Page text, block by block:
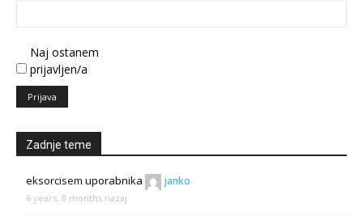
Naj ostanem
prijavljen/a
Prijava
Zadnje teme
eksorcisem uporabnika janko
6 years, 8 months nazaj